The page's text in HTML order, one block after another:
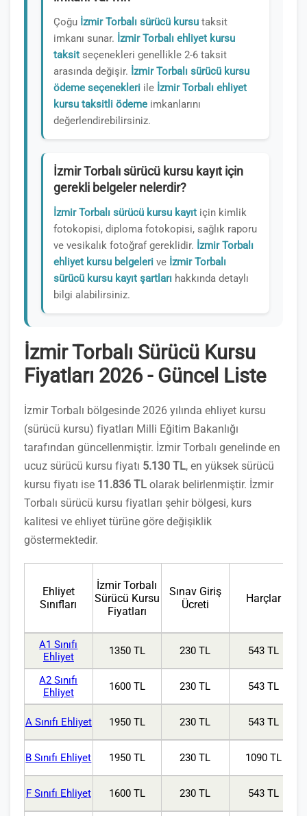
Çoğu İzmir Torbalı sürücü kursu taksit
imkanı sunar. İzmir Torbalı ehliyet kursu
taksit seçenekleri genellikle 2-6 taksit
arasında değişir. İzmir Torbalı sürücü kursu
ödeme seçenekleri ile İzmir Torbalı ehliyet
kursu taksitli ödeme imkanlarını
değerlendirebilirsiniz.
İzmir Torbalı sürücü kursu kayıt için
gerekli belgeler nelerdir?
İzmir Torbalı sürücü kursu kayıt için kimlik
fotokopisi, diploma fotokopisi, sağlık raporu
ve vesikalık fotoğraf gereklidir. İzmir Torbalı
ehliyet kursu belgeleri ve İzmir Torbalı
sürücü kursu kayıt şartları hakkında detaylı
bilgi alabilirsiniz.
İzmir Torbalı Sürücü Kursu
Fiyatları 2026 - Güncel Liste
İzmir Torbalı bölgesinde 2026 yılında ehliyet kursu
(sürücü kursu) fiyatları Milli Eğitim Bakanlığı
tarafından güncellenmiştir. İzmir Torbalı genelinde en
ucuz sürücü kursu fiyatı 5.130 TL, en yüksek sürücü
kursu fiyatı ise 11.836 TL olarak belirlenmiştir. İzmir
Torbalı sürücü kursu fiyatları şehir bölgesi, kurs
kalitesi ve ehliyet türüne göre değişiklik
göstermektedir.
Ehliyet
Sınıfları
İzmir Torbalı
Sürücü Kursu
Fiyatları
Sınav Giriş
Ücreti
Harçlar
A1 Sınıfı
Ehliyet
1350 TL 230 TL 543 TL
A2 Sınıfı
Ehliyet
1600 TL 230 TL 543 TL
A Sınıfı Ehliyet 1950 TL 230 TL 543 TL
B Sınıfı Ehliyet 1950 TL 230 TL 1090 TL
F Sınıfı Ehliyet 1600 TL 230 TL 543 TL